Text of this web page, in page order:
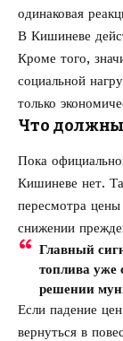
одинаковая
В Кишиневе
Кроме того,
социальной
только
Что должны
Пока
Кишиневе нет.
пересмотра
снижении
Главный
топлива уже
решении
Если падение
вернуться в